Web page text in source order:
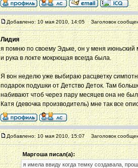
Добавлено: 10 мая 2010, 14:05 Заголовок
Лидия
я помню по своему Эдьке, он у меня июньский
и рука в локте мокрющая всегда была.
Я вон неделю уже выбираю расцветку
подарок подушки от Детство Деток. Там
набивают чтоб через пару месяцев она не
Катя (девочка производитель) мне так все
Добавлено: 10 мая 2010, 15:07 Заголовок
Маргоша писал(а):
я имела ввиду когда темку создавала,